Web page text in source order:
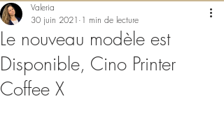
Le nouveau modèle est
Disponible, Cino Printer
Coffee X
Valeria
30 juin 2021 1 min de lecture